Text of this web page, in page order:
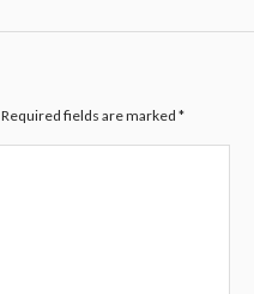
Required fields are marked *